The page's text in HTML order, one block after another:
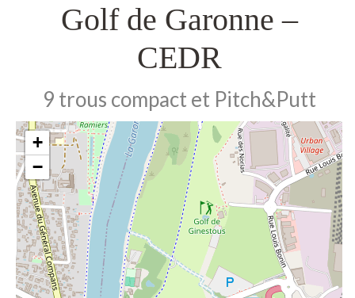
Golf de Garonne –
CEDR
9 trous compact et Pitch&Putt
+
−